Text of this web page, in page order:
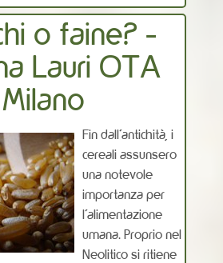
o faine? -
Lauri OTA
Milano
Fin dall'antichità, i
cereali assunsero
una notevole
importanza per
l'alimentazione
umana. Proprio nel
Neolitico si ritiene